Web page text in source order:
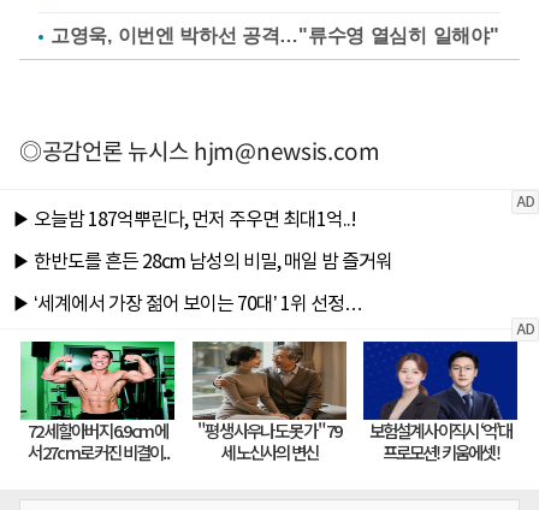
고영욱, 이번엔 박하선 공격…"류수영 열심히 일해야"
◎공감언론 뉴시스hjm@newsis.com